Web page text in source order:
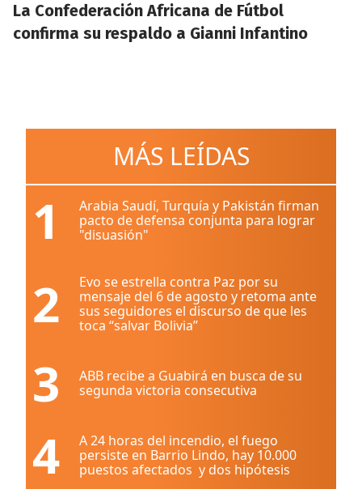
La Confederación Africana de Fútbol
confirma su respaldo a Gianni Infantino
MÁS LEÍDAS
1
Arabia Saudí, Turquía y Pakistán firman
pacto de defensa conjunta para lograr
"disuasión"
2
Evo se estrella contra Paz por su
mensaje del 6 de agosto y retoma ante
sus seguidores el discurso de que les
toca “salvar Bolivia”
3
ABB recibe a Guabirá en busca de su
segunda victoria consecutiva
4
A 24 horas del incendio, el fuego
persiste en Barrio Lindo, hay 10.000
puestos afectados y dos hipótesis